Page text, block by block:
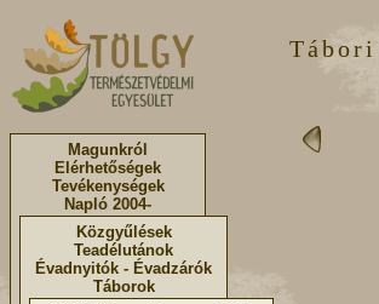
Magunkról
Elérhetőségek
Tevékenységek
Napló 2004-
Közgyűlések
Teadélutánok
Évadnyitók - Évadzárók
Táborok